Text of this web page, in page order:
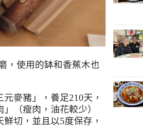
，使用的缽和香蕉木也
元麥豬」，養足210天，
（瘦肉，油花較少）
鮮切，並且以5度保存，